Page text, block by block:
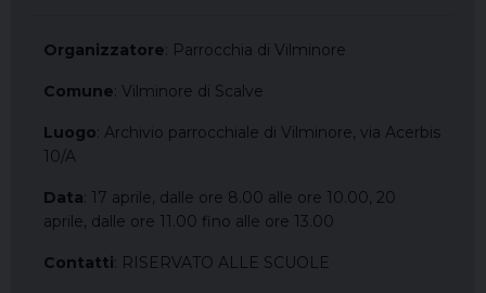
Organizzatore: Parrocchia di Vilminore
Comune: Vilminore di Scalve
Luogo: Archivio parrocchiale di Vilminore, via Acerbis
10/A
Data: 17 aprile, dalle ore 8.00 alle ore 10.00, 20
aprile, dalle ore 11.00 fino alle ore 13.00
Contatti: RISERVATO ALLE SCUOLE